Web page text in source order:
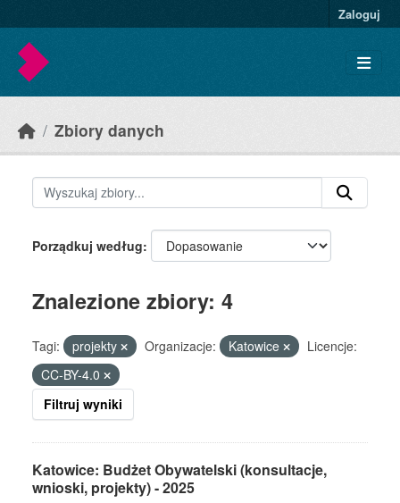
Zaloguj
Zbiory danych
Porządkuj według
Znalezione zbiory: 4
Tagi: projekty Organizacje: Katowice
Licencje:
CC-BY-4.0
Filtruj wyniki
Katowice: Budżet Obywatelski (konsultacje,
wnioski, projekty) - 2025